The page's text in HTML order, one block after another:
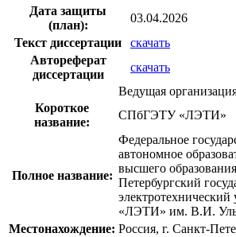
Дата защиты
(план):
03.04.2026
Текст диссертации
скачать
Автореферат
диссертации
скачать
Ведущая
Короткое
название:
СПбГЭТУ «ЛЭТИ»
Полное название:
Федеральное
автономное
высшего
Петербургский
электротехнический
«ЛЭТИ» им. В.И.
Местонахождение: Россия, г. Санкт-